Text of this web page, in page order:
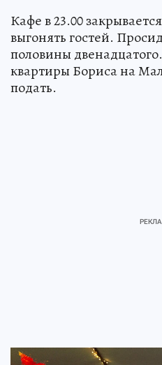
Кафе в 23.00
выгонять гостей.
половины
квартиры Бориса на
подать.